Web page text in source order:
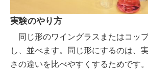
実験のやり方
同じ形のワイングラスまたはコッ
し、並べます。同じ形にするのは、
さの違いを比べやすくするためです。